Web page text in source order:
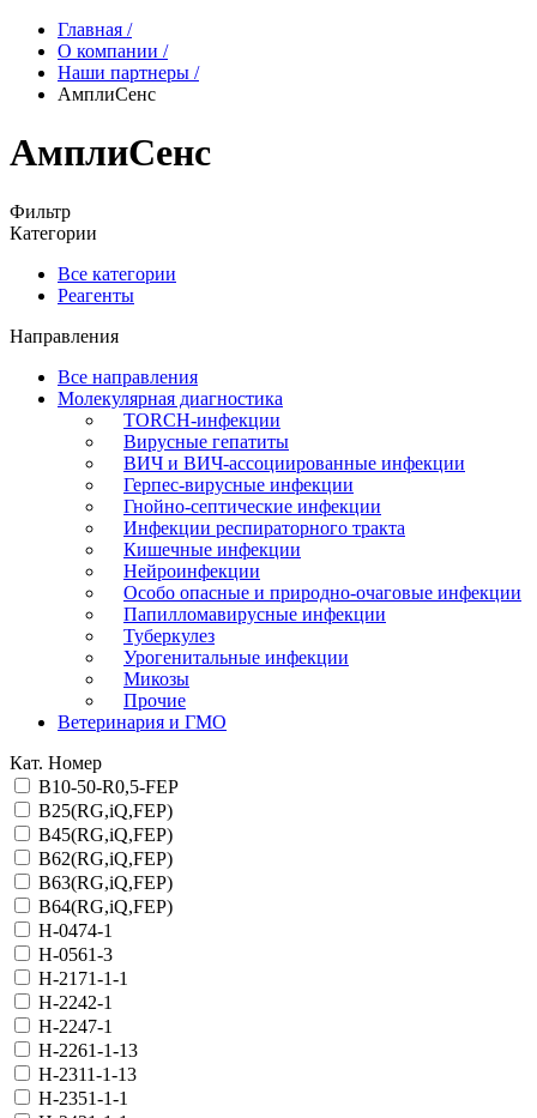
Главная /
О компании /
Наши партнеры /
АмплиСенс
АмплиСенс
Фильтр
Категории
Все категории
Реагенты
Направления
Все направления
Молекулярная диагностика
TORCH-инфекции
Вирусные гепатиты
ВИЧ и ВИЧ-ассоциированные инфекции
Герпес-вирусные инфекции
Гнойно-септические инфекции
Инфекции респираторного тракта
Кишечные инфекции
Нейроинфекции
Особо опасные и природно-очаговые инфекции
Папилломавирусные инфекции
Туберкулез
Урогенитальные инфекции
Микозы
Прочие
Ветеринария и ГМО
Кат. Номер
B10-50-R0,5-FEP
B25(RG,iQ,FEP)
B45(RG,iQ,FEP)
B62(RG,iQ,FEP)
B63(RG,iQ,FEP)
B64(RG,iQ,FEP)
H-0474-1
H-0561-3
H-2171-1-1
H-2242-1
H-2247-1
H-2261-1-13
H-2311-1-13
H-2351-1-1